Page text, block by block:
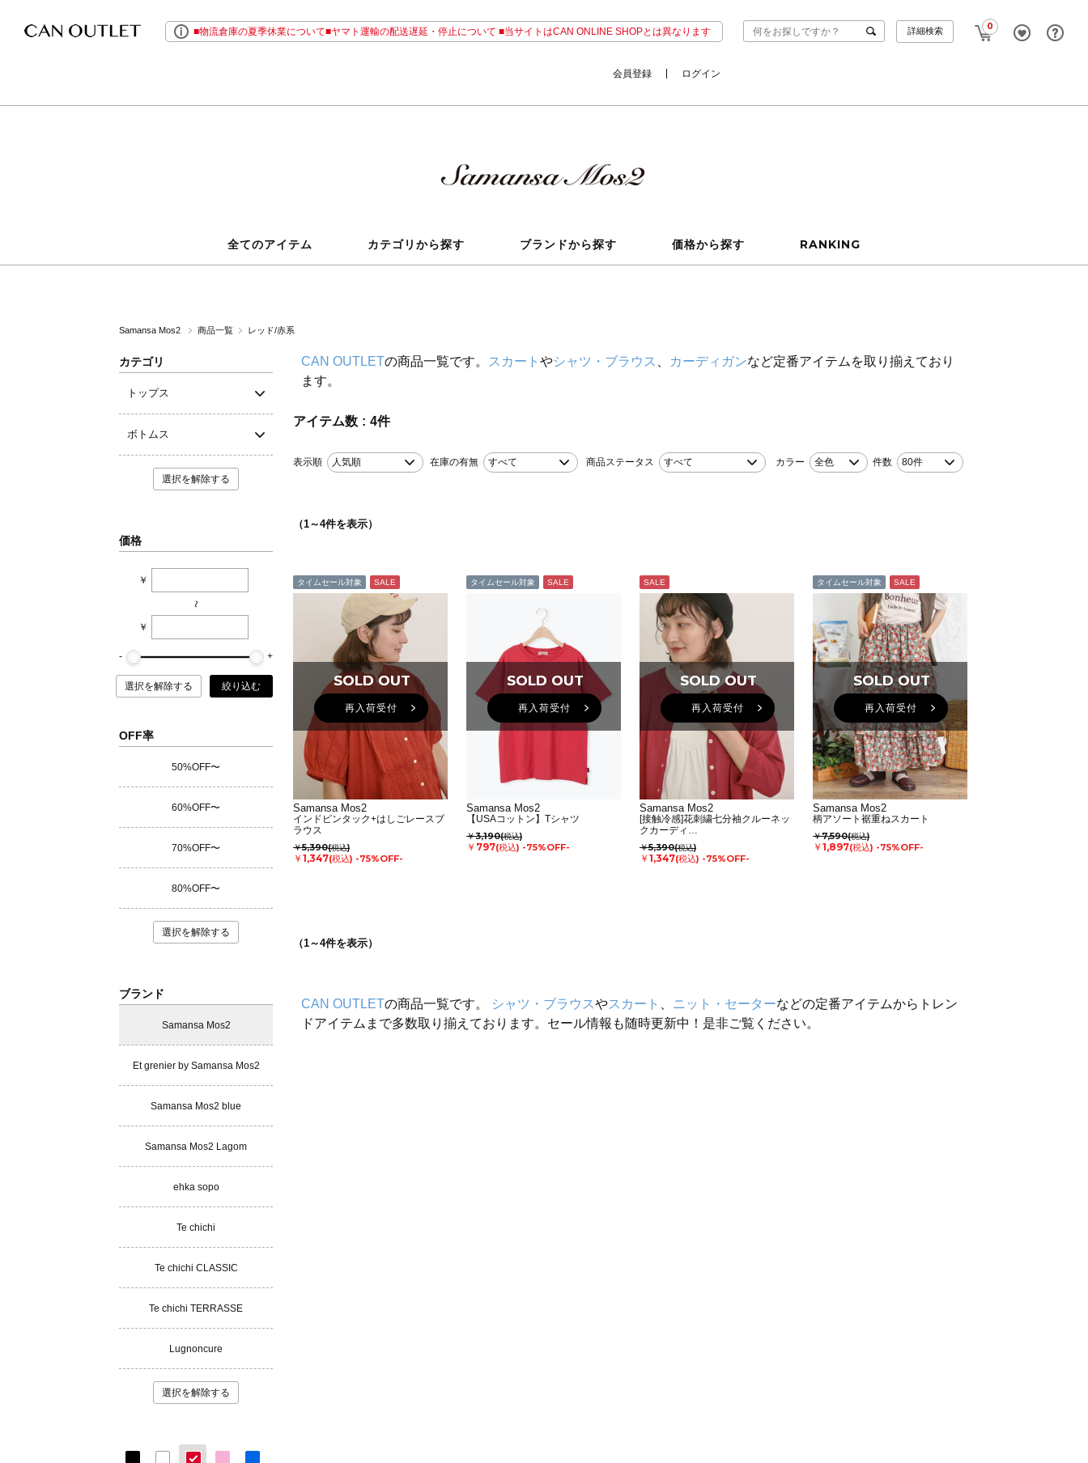
■物流倉庫の夏季休業について■ヤマト運輸の配送遅延・停止について ■当サイトはCAN ONLINE SHOPとは異なります 0
詳細検索
会員登録 ログイン
全てのアイテム カテゴリから探す ブランドから探す 価格から探す RANKING
Samansa Mos2 商品一覧 レッド/赤系
カテゴリ
トップス
ボトムス
選択を解除する
価格
￥
~
￥
選択を解除する 絞り込む
OFF率
50%OFF〜
60%OFF〜
70%OFF〜
80%OFF〜
選択を解除する
ブランド
Samansa Mos2
Et grenier by Samansa Mos2
Samansa Mos2 blue
Samansa Mos2 Lagom
ehka sopo
Te chichi
Te chichi CLASSIC
Te chichi TERRASSE
Lugnoncure
選択を解除する
CAN OUTLETの商品一覧です。 スカート やシャツ・ブラウス カーディガンなど定番アイテムを取り揃えており
ます。
アイテム数 4件
表示順 人気順 在庫の有無 すべて 商品ステータス すべて カラー 全色 件数 80件
（1～4件を表示）
タイムセール対象 SALE
SOLD OUT
SOLD OUT
再入荷受付
Samansa Mos2
インドピンタック+はしごレースブ
ラウス
￥5,390(税込)
￥1,347(税込) -75%OFF-
タイムセール対象 SALE
SOLD OUT
SOLD OUT
再入荷受付
Samansa Mos2
【USAコットン】Tシャツ
￥3,190(税込)
￥797(税込) -75%OFF-
SALE
SOLD OUT
SOLD OUT
再入荷受付
Samansa Mos2
[接触冷感]花刺繍七分袖クルーネッ
クカーディ…
￥5,390(税込)
￥1,347(税込) -75%OFF-
タイムセール対象 SALE
SOLD OUT
SOLD OUT
再入荷受付
Samansa Mos2
柄アソート裾重ねスカート
￥7,590(税込)
￥1,897(税込) -75%OFF-
（1～4件を表示）
CAN OUTLETの商品一覧です。 シャツ・ブラウスやスカート ニット・セーターなどの定番アイテムからトレン
ドアイテムまで多数取り揃えております。セール情報も随時更新中！是非ご覧ください。